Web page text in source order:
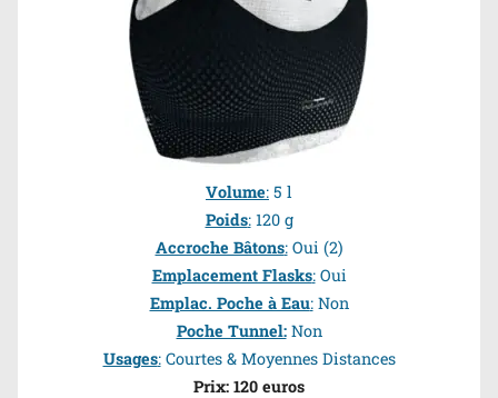
Volume: 5 l
Poids:120 g
Accroche Bâtons:Oui (2)
Emplacement Flasks:Oui
Emplac. Poche à Eau:Non
Poche Tunnel: Non
Usages:Courtes & Moyennes Distances
Prix: 120 euros